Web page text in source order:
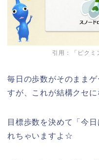
引用：「ピクミ
毎日の歩数がそのまま
すが、これが結構クセ
目標歩数を決めて「今
れちゃいますよ☆